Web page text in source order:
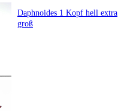
Daphnoides 1 Kopf hell extra
groß